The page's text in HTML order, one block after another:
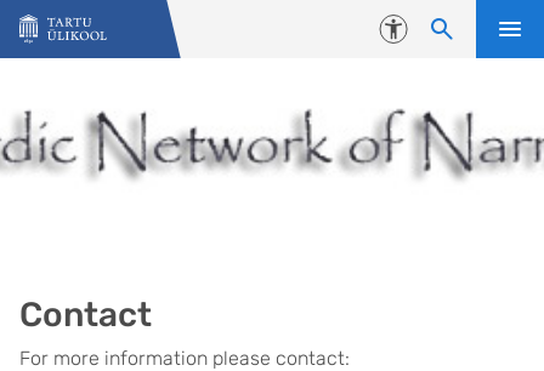
Liigu edasi põhisisu juurde
Juurdepääsetavus
Contact
For more information please contact: